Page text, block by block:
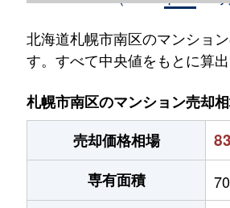
北海道札幌市南区のマンショ
す。すべて中央値をもとに算出
札幌市南区のマンション売却
売却価格相場
専有面積